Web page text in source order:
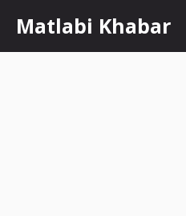
content
Matlabi Khabar